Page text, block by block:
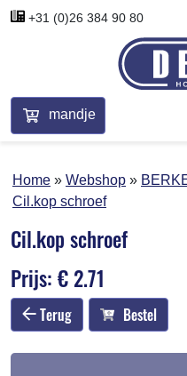
+31 (0)26 384 90 80
mandje
Home Webshop
Cil.kop schroef
Cil.kop schroef
Prijs: € 2.71
Terug Bestel